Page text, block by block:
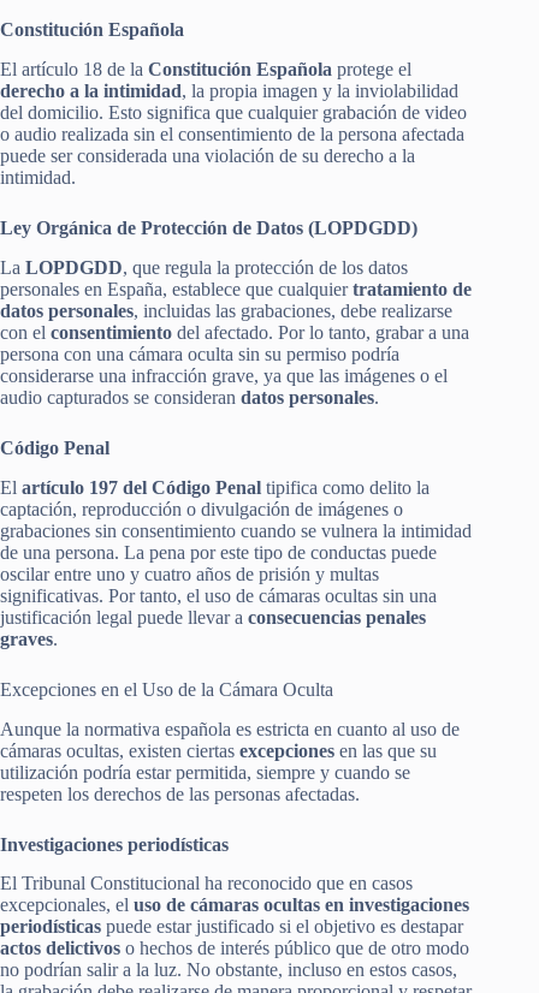
Constitución Española
El artículo 18 de la Constitución Española protege el
derecho a la intimidad, la propia imagen y la inviolabilidad
del domicilio. Esto significa que cualquier grabación de video
o audio realizada sin el consentimiento de la persona afectada
puede ser considerada una violación de su derecho a la
intimidad.
Ley Orgánica de Protección de Datos (LOPDGDD)
La LOPDGDD, que regula la protección de los datos
personales en España, establece que cualquiertratamiento de
datos personales, incluidas las grabaciones, debe realizarse
con el consentimiento del afectado. Por lo tanto, grabar a una
persona con una cámara oculta sin su permiso podría
considerarse una infracción grave, ya que las imágenes o el
audio capturados se consideran datos personales.
Código Penal
El artículo 197 del Código Penal tipifica como delito la
captación, reproducción o divulgación de imágenes o
grabaciones sin consentimiento cuando se vulnera la intimidad
de una persona. La pena por este tipo de conductas puede
oscilar entre uno y cuatro años de prisión y multas
significativas. Por tanto, el uso de cámaras ocultas sin una
justificación legal puede llevar a consecuencias penales
graves.
Excepciones en el Uso de la Cámara Oculta
Aunque la normativa española es estricta en cuanto al uso de
cámaras ocultas, existen ciertas excepciones en las que su
utilización podría estar permitida, siempre y cuando se
respeten los derechos de las personas afectadas.
Investigaciones periodísticas
El Tribunal Constitucional ha reconocido que en casos
excepcionales, el uso de cámaras ocultas en investigaciones
periodísticas puede estar justificado si el objetivo es destapar
actos delictivos o hechos de interés público que de otro modo
no podrían salir a la luz. No obstante, incluso en estos casos,